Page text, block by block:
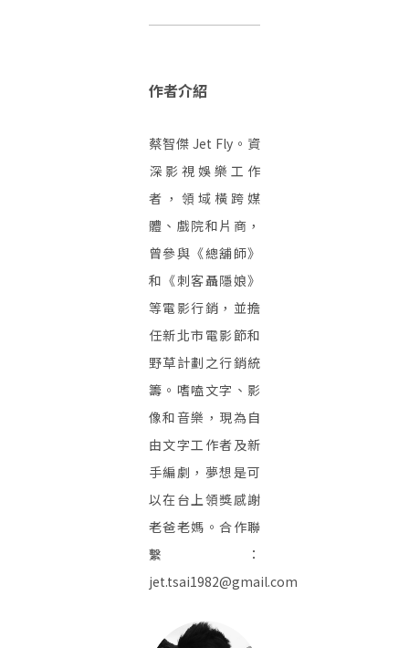
作者介紹
蔡智傑 Jet Fly。資
深影視娛樂工作
者，領域橫跨媒
體、戲院和片商，
曾參與《總舖師》
和《刺客聶隱娘》
等電影行銷，並擔
任新北市電影節和
野草計劃之行銷統
籌。嗜嗑文字、影
像和音樂，現為自
由文字工作者及新
手編劇，夢想是可
以在台上領獎感謝
老爸老媽。合作聯
繫：
jet.tsai1982@gmail.com